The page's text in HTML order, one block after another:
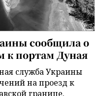
сообщила о
к портам Дуная
служба Украины
на проезд к
границе.